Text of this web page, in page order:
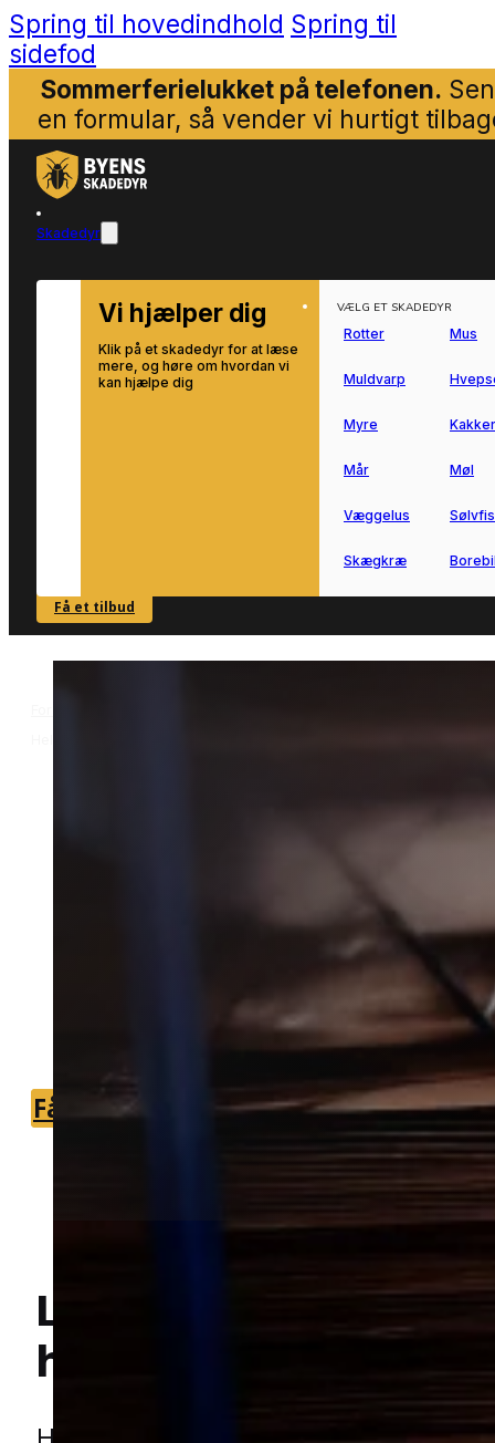
Spring til hovedindhold Spring til
sidefod
Sommerferielukket på telefonen.
en formular, så vender vi hurtigt
Skadedyr
Vi hjælper dig
Klik på et skadedyr for at læse
mere, og høre om hvordan vi
kan hjælpe dig
SE OVERSIGT
VÆLG ET SKADEDYR
Rotter Mus
Muldvarp
Myre
Mår Møl
Væggelus
Skægkræ
Få et tilbud
Hvepsebekæmpelse i Helsingør gør
lettere at få ro omkring bolig, have og
Vi forbinder dig med lokale partnere,
der kan hjælpe hurtigt og sikkert i
Få et tilbud +45 51 90 85 46
Lokal bekæmpelse
hvepse
Hej! Hvordan kan jeg hjælpe dig? Har du nogen spørgsmål?